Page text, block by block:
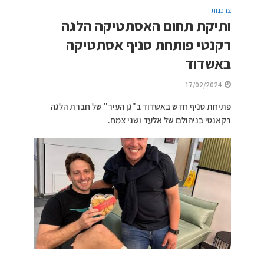
צרכנות
ותיקת תחום האסתטיקה הלגה
רקנטי פותחת סניף אסתטיקה
באשדוד
17/02/2024
פתיחת סניף חדש באשדוד ב"גן העיר" של חברת הלגה
רקאנטי בניהולם של אלעד ושני צמח.